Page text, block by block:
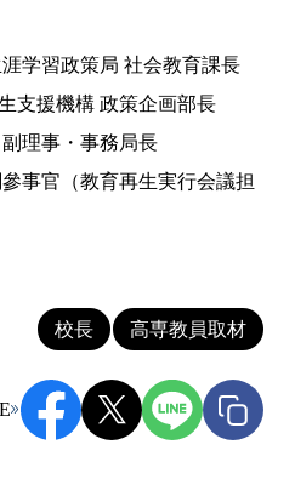
学習政策局 社会教育課長
支援機構 政策企画部長
理事・事務局長
事官（教育再生実行会議担
校長 高専教員取材